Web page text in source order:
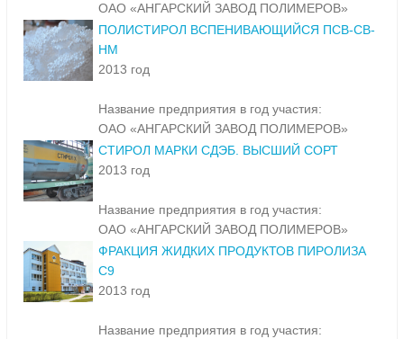
ОАО «АНГАРСКИЙ ЗАВОД ПОЛИМЕРОВ»
ПОЛИСТИРОЛ ВСПЕНИВАЮЩИЙСЯ ПСВ-СВ-
НМ
2013 год
Название предприятия в год участия:
ОАО «АНГАРСКИЙ ЗАВОД ПОЛИМЕРОВ»
СТИРОЛ МАРКИ СДЭБ. ВЫСШИЙ СОРТ
2013 год
Название предприятия в год участия:
ОАО «АНГАРСКИЙ ЗАВОД ПОЛИМЕРОВ»
ФРАКЦИЯ ЖИДКИХ ПРОДУКТОВ ПИРОЛИЗА
С9
2013 год
Название предприятия в год участия: